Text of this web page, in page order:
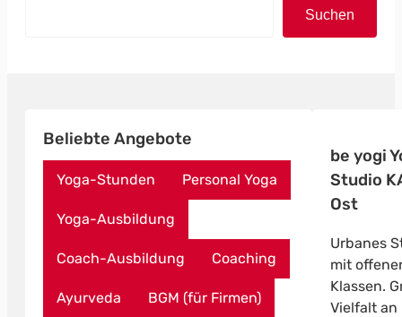
Suchen
Beliebte Angebote
Yoga-Stunden Personal Yoga
Yoga-Ausbildung
Coach-Ausbildung Coaching
Ayurveda BGM (für Firmen)
be yogi
Studio
Ost
Urbanes
mit
Klassen.
Vielfalt an